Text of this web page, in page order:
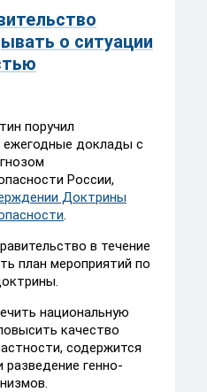
о ситуации
поручил
ежегодные доклады с
России,
Доктрины
.
в течение
план мероприятий по
национальную
качество
содержится
разведение генно-